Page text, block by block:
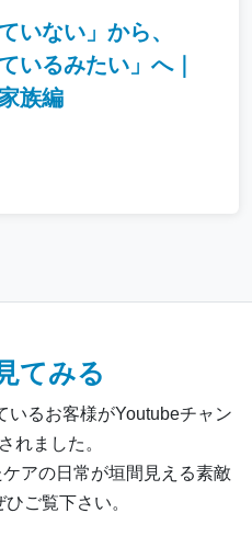
いない」から、
いるみたい」へ｜
族編
てみる
いるお客様がYoutubeチャン
れました。
アの日常が垣間見える素敵
ご覧下さい。